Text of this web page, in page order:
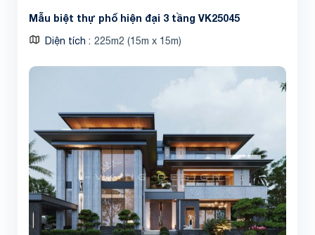
Mẫu biệt thự phố hiện đại 3 tầng VK25045
Diện tích 225m2 (15m x 15m)